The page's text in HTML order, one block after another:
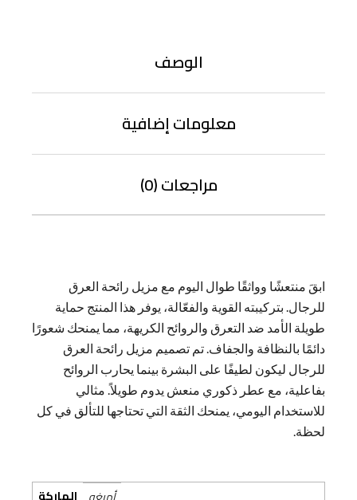
الوصف
معلومات إضافية
مراجعات (0)
ابقَ منتعشًا وواثقًا طوال اليوم مع مزيل رائحة العرق
للرجال. بتركيبته القوية والفعّالة، يوفر هذا المنتج حماية
طويلة الأمد ضد التعرق والروائح الكريهة، مما يمنحك شعورًا
دائمًا بالنظافة والجفاف. تم تصميم مزيل رائحة العرق
للرجال ليكون لطيفًا على البشرة بينما يحارب الروائح
بفاعلية، مع عطر ذكوري منعش يدوم طويلاً. مثالي
للاستخدام اليومي، يمنحك الثقة التي تحتاجها للتألق في كل
لحظة.